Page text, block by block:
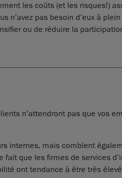
les coûts (et les risques!)
n’avez pas besoin d’eux à
ou de réduire la
n’attendront pas que vos
internes, mais comblent
que les firmes de services
ont tendance à être très